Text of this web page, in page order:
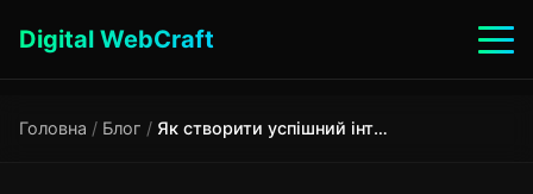
Digital WebCraft
Головна / Блог / Як створити успішний інтернет-магазин у 2025 році: повний гід